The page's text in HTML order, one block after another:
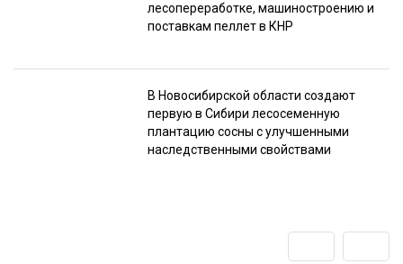
лесопереработке, машиностроению и
поставкам пеллет в КНР
В Новосибирской области создают
первую в Сибири лесосеменную
плантацию сосны с улучшенными
наследственными свойствами